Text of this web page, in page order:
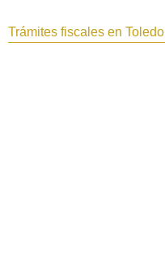
Trámites fiscales en Toledo‎